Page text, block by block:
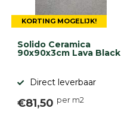
KORTING MOGELIJK!
Solido Ceramica
90x90x3cm Lava Black
Direct leverbaar
€81,50 per m2